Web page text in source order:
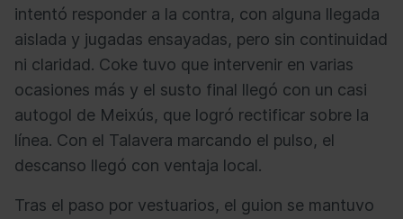
intentó responder a la contra, con alguna llegada
aislada y jugadas ensayadas, pero sin continuidad
ni claridad. Coke tuvo que intervenir en varias
ocasiones más y el susto final llegó con un casi
autogol de Meixús, que logró rectificar sobre la
línea. Con el Talavera marcando el pulso, el
descanso llegó con ventaja local.
Tras el paso por vestuarios, el guion se mantuvo